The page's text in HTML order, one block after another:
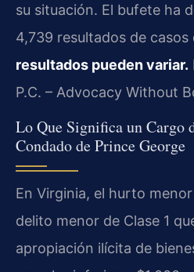
su situación. El bufete ha
4,739 resultados de casos
resultados pueden variar.
P.C. – Advocacy Without
Lo Que Significa un Cargo
Condado de Prince George
En Virginia, el hurto
delito menor de Clase 1
apropiación ilícita de